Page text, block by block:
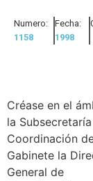
Numero:
1158
Fecha:
1998
Créase en el
la
Coordinación
Gabinete la
General de